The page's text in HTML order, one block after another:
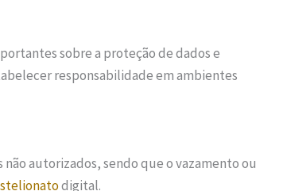
sobre a proteção de dados e
responsabilidade em ambientes
autorizados, sendo que o vazamento ou
digital.